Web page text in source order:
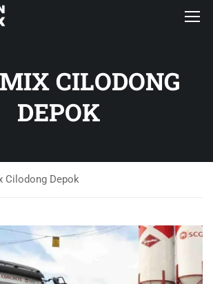
CILODONG
DEPOK
Cilodong Depok